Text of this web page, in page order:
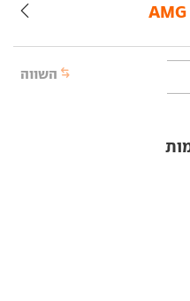
השווה